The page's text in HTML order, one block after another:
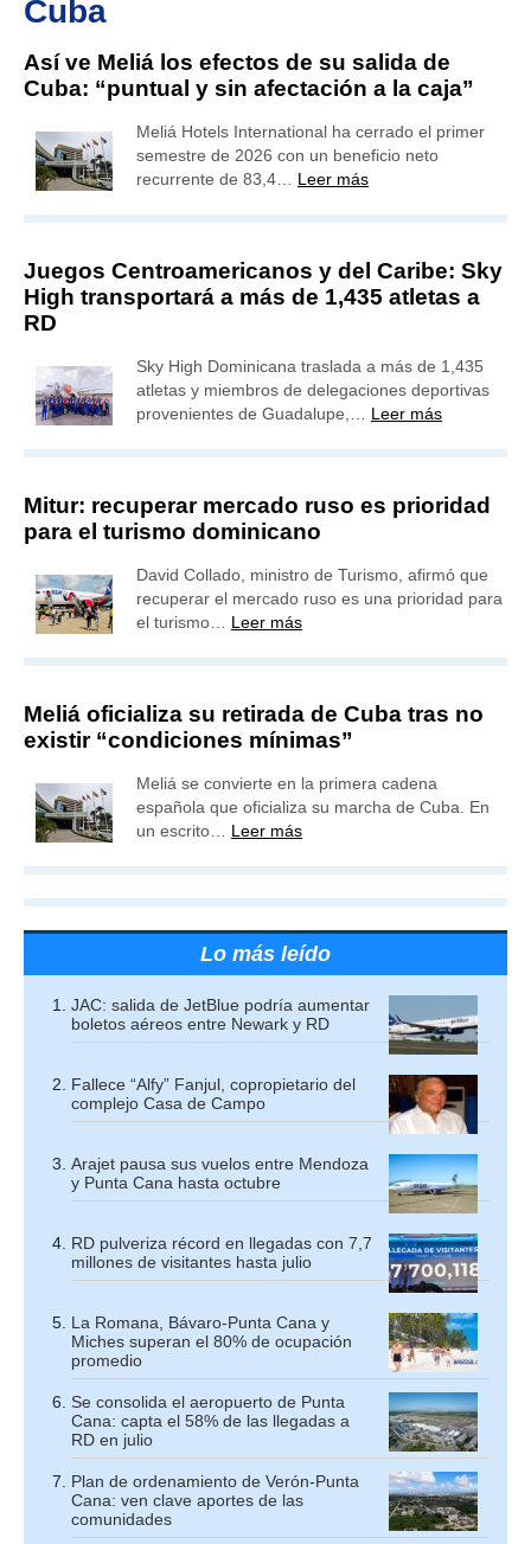
Cuba
Así ve Meliá los efectos de su salida de
Cuba: “puntual y sin afectación a la caja”
Meliá Hotels International ha cerrado el primer
semestre de 2026 con un beneficio neto
recurrente de 83,4… Leer más
Juegos Centroamericanos y del Caribe: Sky
High transportará a más de 1,435 atletas a
RD
Sky High Dominicana traslada a más de 1,435
atletas y miembros de delegaciones deportivas
provenientes de Guadalupe,… Leer más
Mitur: recuperar mercado ruso es prioridad
para el turismo dominicano
David Collado, ministro de Turismo, afirmó que
recuperar el mercado ruso es una prioridad para
el turismo… Leer más
Meliá oficializa su retirada de Cuba tras no
existir “condiciones mínimas”
Meliá se convierte en la primera cadena
española que oficializa su marcha de Cuba. En
un escrito… Leer más
Lo más leído
JAC: salida de JetBlue podría aumentar
boletos aéreos entre Newark y RD
Fallece “Alfy” Fanjul, copropietario del
complejo Casa de Campo
Arajet pausa sus vuelos entre Mendoza
y Punta Cana hasta octubre
RD pulveriza récord en llegadas con 7,7
millones de visitantes hasta julio
La Romana, Bávaro-Punta Cana y
Miches superan el 80% de ocupación
promedio
Se consolida el aeropuerto de Punta
Cana: capta el 58% de las llegadas a
RD en julio
Plan de ordenamiento de Verón-Punta
Cana: ven clave aportes de las
comunidades